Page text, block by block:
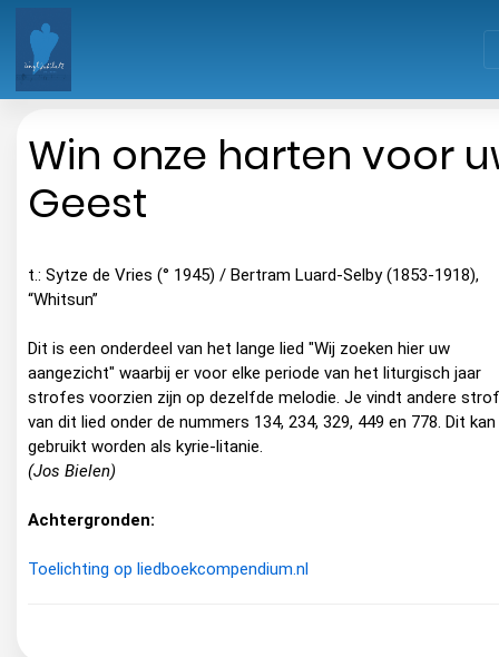
Win onze harten voor
Geest
t.: Sytze de Vries (° 1945) / Bertram Luard-Selby (1853-1918),
“Whitsun”
Dit is een onderdeel van het lange lied "Wij zoeken hier uw
aangezicht" waarbij er voor elke periode van het liturgisch jaar
strofes voorzien zijn op dezelfde melodie. Je vindt andere
van dit lied onder de nummers 134, 234, 329, 449 en 778. Dit kan
gebruikt worden als kyrie-litanie.
(Jos Bielen)
Achtergronden:
Toelichting op liedboekcompendium.nl